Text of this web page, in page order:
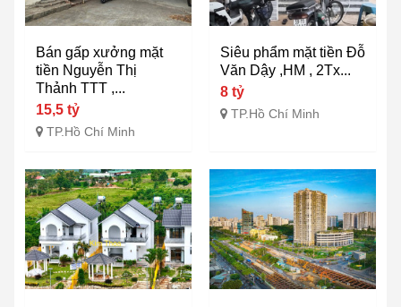
Bán gấp xưởng mặt
tiền Nguyễn Thị
Thảnh TTT ,...
15,5 tỷ
TP.Hồ Chí Minh
Siêu phẩm mặt tiền Đỗ
Văn Dậy ,HM , 2Tx...
8 tỷ
TP.Hồ Chí Minh